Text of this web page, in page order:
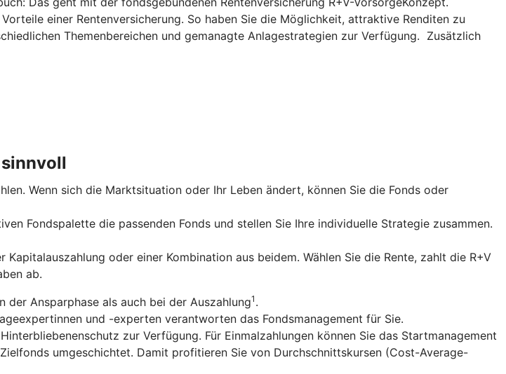
einer Rentenversicherung. So haben Sie die Möglichkeit, attraktive Renditen zu
Themenbereichen und gemanagte Anlagestrategien zur Verfügung. Zusätzlich
Wenn sich die Marktsituation oder Ihr Leben ändert, können Sie die Fonds oder
Fondspalette die passenden Fonds und stellen Sie Ihre individuelle Strategie zusammen.
Kapitalauszahlung oder einer Kombination aus beidem. Wählen Sie die Rente, zahlt die R+V
ab.
Ansparphase als auch bei der Auszahlung1 .
und -experten verantworten das Fondsmanagement für Sie.
zur Verfügung. Für Einmalzahlungen können Sie das Startmanagement
umgeschichtet. Damit profitieren Sie von Durchschnittskursen (Cost-Average-